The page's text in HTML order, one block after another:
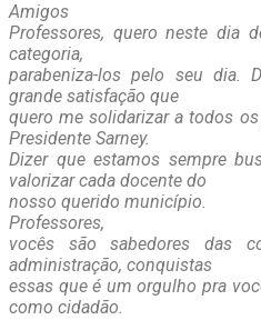
Amigos
Professores, quero neste dia
categoria,
parabeniza-los pelo seu dia.
grande satisfação que
quero me solidarizar a todos
Presidente Sarney.
Dizer que estamos sempre
valorizar cada docente do
nosso querido município.
Professores,
vocês são sabedores das
administração, conquistas
essas que é um orgulho pra
como cidadão.